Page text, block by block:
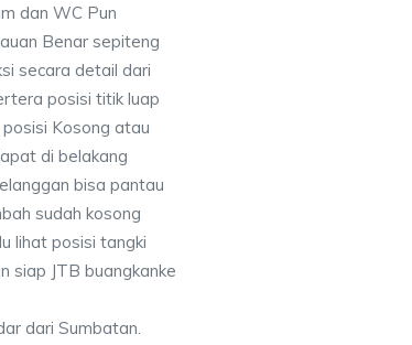
dan WC Pun
Benar sepiteng
secara detail dari
posisi titik luap
Kosong atau
di belakang
bisa pantau
sudah kosong
lihat posisi tangki
siap JTB buangkanke
dari Sumbatan.